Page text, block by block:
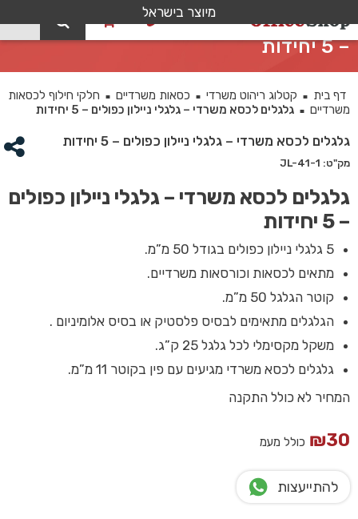
מיוצר בישראל
גלגלים לכסא משרדי – גלגלי ניילון כפולים
– 5 יחידות
דף בית ■ קטלוג ריהוט משרדי ■ כסאות משרדיים ■
חלקי חילוף לכסאות
משרדיים ■ גלגלים לכסא משרדי – גלגלי ניילון כפולים – 5 יחידות
גלגלים לכסא משרדי – גלגלי ניילון כפולים – 5 יחידות
מק"ט: JL-41-1
גלגלים לכסא משרדי – גלגלי ניילון כפולים
– 5 יחידות
5 גלגלי ניילון כפולים בגודל 50 מ”מ.
מתאים לכסאות וכורסאות משרדיים.
קוטר הגלגל 50 מ”מ.
הגלגלים מתאימים לבסיס פלסטיק או בסיס אלומיניום .
משקל מקסימלי לכל גלגל 25 ק”ג.
גלגלים לכסא משרדי מגיעים עם פין בקוטר 11 מ”מ.
המחיר לא כולל התקנה
₪30 כולל מעמ
להתייעצות